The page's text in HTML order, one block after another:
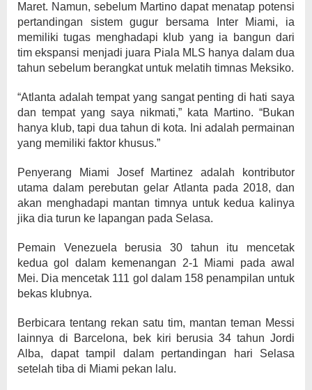
Maret. Namun, sebelum Martino dapat menatap potensi
pertandingan sistem gugur bersama Inter Miami, ia
memiliki tugas menghadapi klub yang ia bangun dari
tim ekspansi menjadi juara Piala MLS hanya dalam dua
tahun sebelum berangkat untuk melatih timnas Meksiko.
“Atlanta adalah tempat yang sangat penting di hati saya
dan tempat yang saya nikmati,” kata Martino. “Bukan
hanya klub, tapi dua tahun di kota. Ini adalah permainan
yang memiliki faktor khusus.”
Penyerang Miami Josef Martinez adalah kontributor
utama dalam perebutan gelar Atlanta pada 2018, dan
akan menghadapi mantan timnya untuk kedua kalinya
jika dia turun ke lapangan pada Selasa.
Pemain Venezuela berusia 30 tahun itu mencetak
kedua gol dalam kemenangan 2-1 Miami pada awal
Mei. Dia mencetak 111 gol dalam 158 penampilan untuk
bekas klubnya.
Berbicara tentang rekan satu tim, mantan teman Messi
lainnya di Barcelona, bek kiri berusia 34 tahun Jordi
Alba, dapat tampil dalam pertandingan hari Selasa
setelah tiba di Miami pekan lalu.